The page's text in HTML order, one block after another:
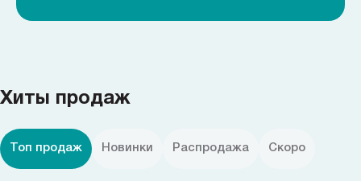
Хиты продаж
Топ продаж Новинки Распродажа Скоро